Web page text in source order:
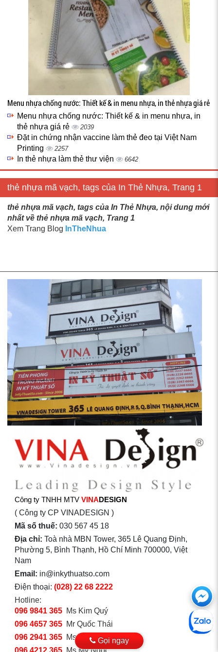
Menu nhựa chống nước: Thiết kế & in menu nhựa, in thẻ nhựa giá rẻ
Menu nhựa chống nước: Thiết kế & in menu nhựa, in
thẻ nhựa giá rẻ
2039
Đặt in chứng nhận vaccine làm thẻ đeo tại Việt Nam
Printing
2257
In thẻ nhựa làm thẻ thư viện 6642
thẻ nhựa mã vạch, tags của In Thẻ Nhựa, Trang 1
thẻ nhựa mã vạch, tags của In Thẻ Nhựa, nội dung mới
nhất về thẻ nhựa mã vạch, Trang 1
Xem Trang Blog InTheNhua
Công ty TNHH MTV VINADESIGN
( Công ty CP VINADESIGN )
Mã số thuế: 030 567 45 18
Địa chỉ: Toà nhà MBN Tower, 365 Lê Quang Định,
Phường 5, Bình Thạnh, Hồ Chí Minh 700000, Việt
Nam
Email: in@inkythuatso.com
Điện thoại: (028) 22 68 2222
Hotline:
096 9841 365 Ms Kim Quý
096 4657 365 Mr Quốc Thái
096 2941 365 Ms Hương Xuân
096 4212 365 Ms Mỹ Ngọc
Gọi ngay
với